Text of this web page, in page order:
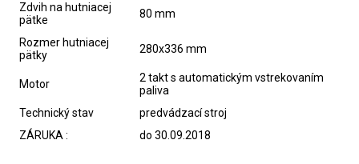
Zdvih na hutniacej
pätke
80 mm
Rozmer hutniacej
pätky
280x336 mm
Motor
2 takt s automatickým vstrekovaním
paliva
Technický stav
predvádzací stroj
ZÁRUKA :
do 30.09.2018